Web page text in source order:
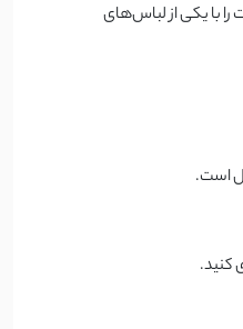
با یکی از لباس‌های
است.